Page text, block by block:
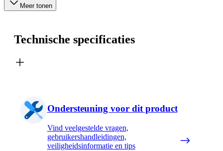
Meer tonen
Technische specificaties
Ondersteuning voor dit product
Vind veelgestelde vragen,
gebruikershandleidingen,
veiligheidsinformatie en tips